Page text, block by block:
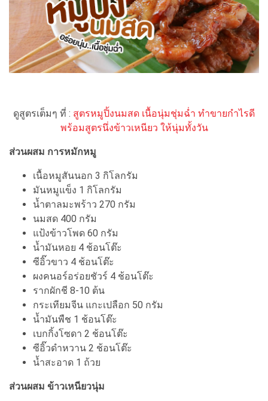
ดูสูตรเต็มๆ ที่ : สูตรหมูปิ้งนมสด เนื้อนุ่มชุ่มฉ่ำ ทำขายกำไรดี
พร้อมสูตรนึ่งข้าวเหนียว ให้นุ่มทั้งวัน
ส่วนผสม การหมักหมู
เนื้อหมูสันนอก 3 กิโลกรัม
มันหมูแข็ง 1 กิโลกรัม
น้ำตาลมะพร้าว 270 กรัม
นมสด 400 กรัม
แป้งข้าวโพด 60 กรัม
น้ำมันหอย 4 ช้อนโต๊ะ
ซีอิ๊วขาว 4 ช้อนโต๊ะ
ผงคนอร์อร่อยชัวร์ 4 ช้อนโต๊ะ
รากผักชี 8-10 ต้น
กระเทียมจีน แกะเปลือก 50 กรัม
น้ำมันพืช 1 ช้อนโต๊ะ
เบกกิ้งโซดา 2 ช้อนโต๊ะ
ซีอิ๊วดำหวาน 2 ช้อนโต๊ะ
น้ำสะอาด 1 ถ้วย
ส่วนผสม ข้าวเหนียวนุ่ม